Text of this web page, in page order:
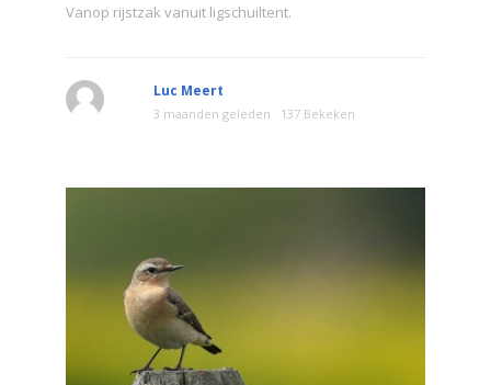
Vanop rijstzak vanuit ligschuiltent.
Luc Meert
3 maanden geleden 137 Bekeken